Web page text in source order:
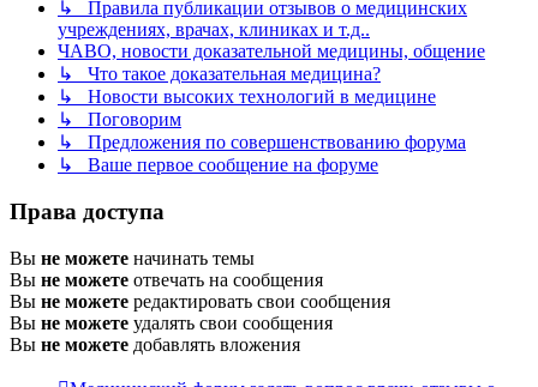
↳ Правила публикации отзывов о медицинских
учреждениях, врачах, клиниках и т.д..
ЧАВО, новости доказательной медицины, общение
↳ Что такое доказательная медицина?
↳ Новости высоких технологий в медицине
↳ Поговорим
↳ Предложения по совершенствованию форума
↳ Ваше первое сообщение на форуме
Права доступа
Вы не можете начинать темы
Вы не можете отвечать на сообщения
Вы не можете редактировать свои сообщения
Вы не можете удалять свои сообщения
Вы не можете добавлять вложения